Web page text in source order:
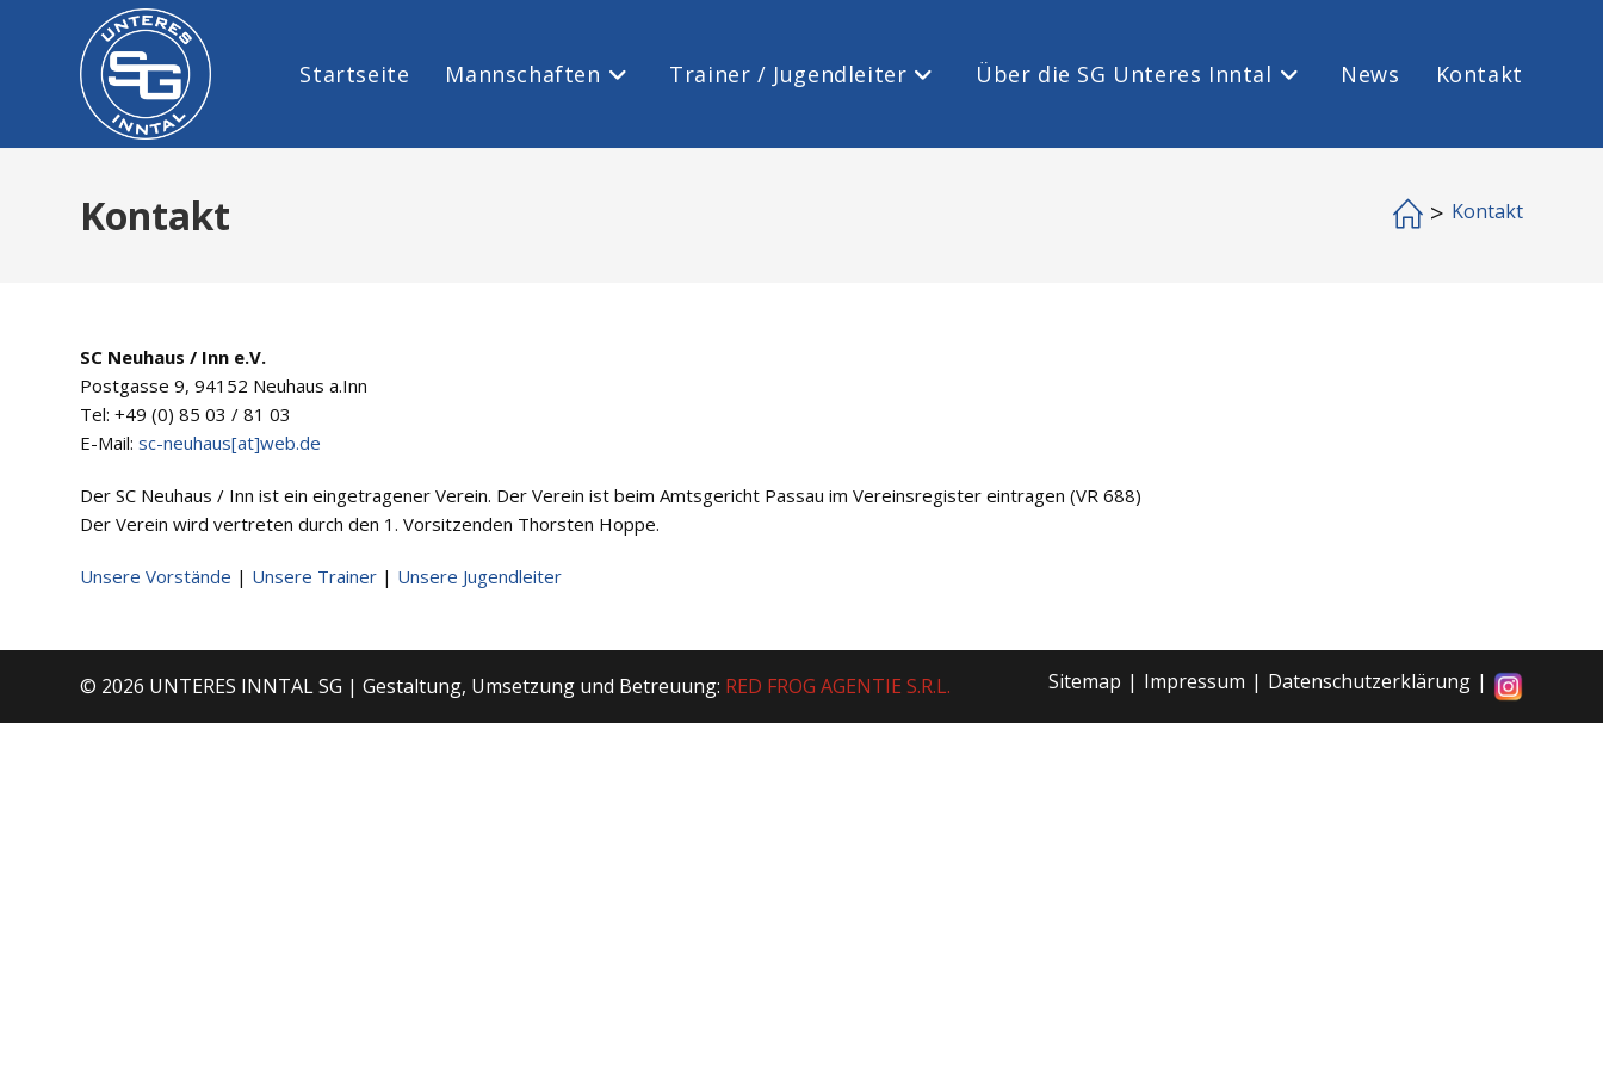
Startseite Mannschaften Trainer / Jugendleiter Über die SG Unteres Inntal News Kontakt
Kontakt > Kontakt
SC Neuhaus / Inn e.V.
Postgasse 9, 94152 Neuhaus a.Inn
Tel: +49 (0) 85 03 / 81 03
E-Mail:sc-neuhaus[at]web.de
Der SC Neuhaus / Inn ist ein eingetragener Verein. Der Verein ist beim Amtsgericht Passau im Vereinsregister eintragen (VR 688)
Der Verein wird vertreten durch den 1. Vorsitzenden Thorsten Hoppe.
Unsere Vorstände | Unsere Trainer | Unsere Jugendleiter
Sitemap Impressum Datenschutzerklärung
© 2026 UNTERES INNTAL SG | Gestaltung, Umsetzung und Betreuung: RED FROG AGENTIE S.R.L.